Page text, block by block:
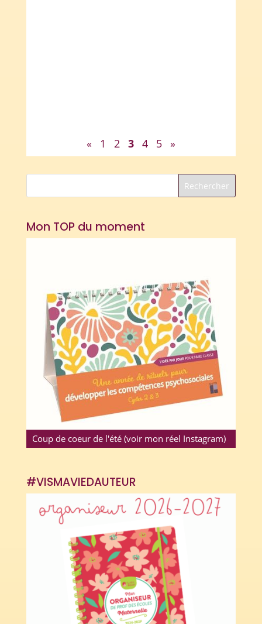
« 1 2 3 4 5 »
Mon TOP du moment
Coup de coeur de l'été (voir mon réel Instagram)
#VISMAVIEDAUTEUR